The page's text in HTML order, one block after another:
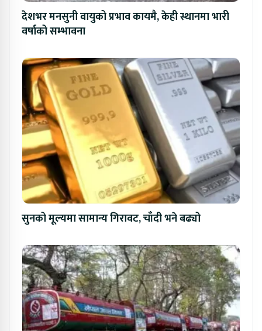
देशभर मनसुनी वायुको प्रभाव कायमै, केही स्थानमा भारी
वर्षाको सम्भावना
सुनको मूल्यमा सामान्य गिरावट, चाँदी भने बढ्यो